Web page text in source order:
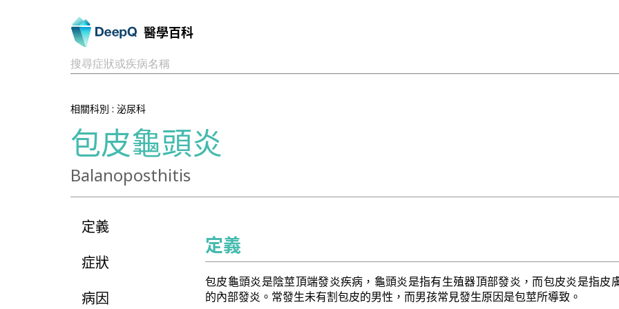
醫學百科
搜尋症狀或疾病名稱
相關科別 : 泌尿科
包皮龜頭炎
Balanoposthitis
定義
症狀
病因
定義
包皮龜頭炎是陰莖頂端發炎疾病，龜頭炎是指有生殖器頂部發炎，而包皮炎是指皮
的內部發炎。常發生未有割包皮的男性，而男孩常見發生原因是包莖所導致。